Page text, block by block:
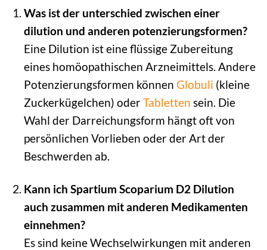
Was ist der unterschied zwischen einer
dilution und anderen potenzierungsformen?
Eine Dilution ist eine flüssige Zubereitung
eines homöopathischen Arzneimittels. Andere
Potenzierungsformen können Globuli (kleine
Zuckerkügelchen) oderTabletten sein. Die
Wahl der Darreichungsform hängt oft von
persönlichen Vorlieben oder der Art der
Beschwerden ab.
Kann ich Spartium Scoparium D2 Dilution
auch zusammen mit anderen Medikamenten
einnehmen?
Es sind keine Wechselwirkungen mit anderen